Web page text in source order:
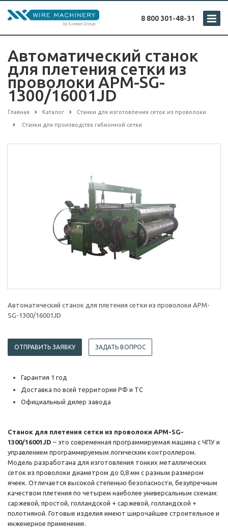
8 800 301-48-31
Автоматический станок
для плетения сетки из
проволоки APM-SG-
1300/16001JD
Главная Каталог Cтанки для изготовления сеток из проволоки
Станки для производства габионной сетки
Автоматический станок для плетения сетки из проволоки APM-
SG-1300/16001JD
ОТПРАВИТЬ ЗАЯВКУ ЗАДАТЬ ВОПРОС
Гарантия 1 год
Доставка по всей территории РФ и ТС
Официальный дилер завода
Станок для плетения сетки из проволоки APM-SG-
1300/16001JD – это современная программируемая машина с ЧПУ и
управлением программируемым логическим контроллером.
Модель разработана для изготовления тонких металлических
сеток из проволоки диаметром до 0,8 мм с разным размером
ячеек. Отличается высокой степенью безопасности, безупречным
качеством плетения по четырем наиболее универсальным схемам:
саржевой, простой, голландской + саржевой, голландской +
полотняной. Готовые изделия имеют широчайшее строительное и
инженерное применение.